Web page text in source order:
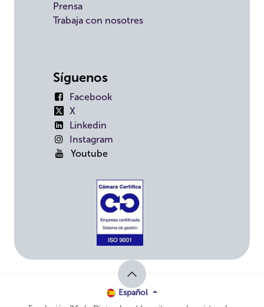
Prensa
Trabaja con nosotres
Síguenos
Facebook
X
Linkedin
Instagram
Youtube
Español